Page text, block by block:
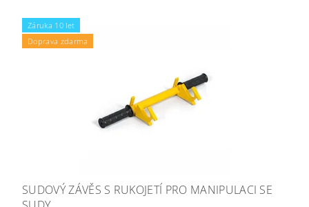
Záruka 10 let
Doprava zdarma
SUDOVÝ ZÁVĚS S RUKOJETÍ PRO MANIPULACI SE